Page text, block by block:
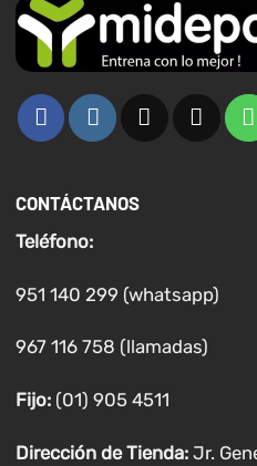
CONTÁCTANOS
Teléfono:
951 140 299 (whatsapp)
967 116 758 (llamadas)
Fijo:(01) 905 4511
Dirección de Tienda: Jr.